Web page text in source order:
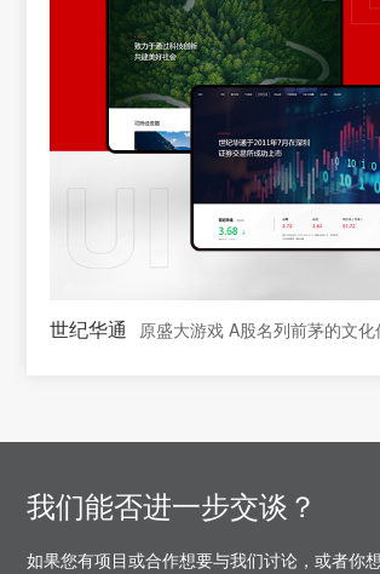
世纪华通 原盛大游戏 A股名列前茅的文
我们能否进一步交谈？
如果您有项目或合作想要与我们讨论，或者你